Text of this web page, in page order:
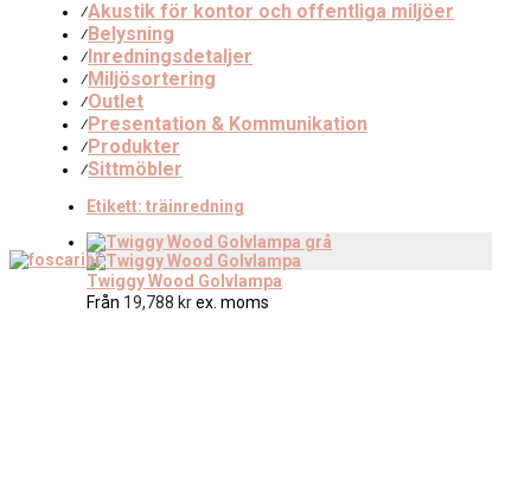
⁄Akustik för kontor och offentliga miljöer
⁄Belysning
⁄Inredningsdetaljer
⁄Miljösortering
⁄Outlet
⁄Presentation & Kommunikation
⁄Produkter
⁄Sittmöbler
Etikett: träinredning
Twiggy Wood Golvlampa
Från 19,788 krex. moms